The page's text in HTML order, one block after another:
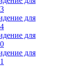
для
для
для